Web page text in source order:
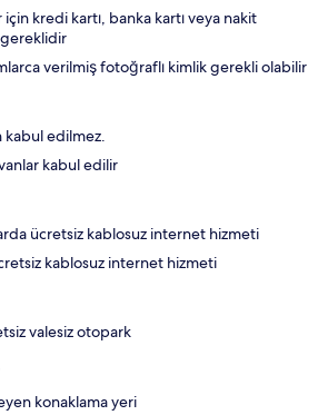
için kredi kartı, banka kartı veya nakit
verilmiş fotoğraflı kimlik gerekli olabilir
kabul edilmez.
kabul edilir
ücretsiz kablosuz internet hizmeti
kablosuz internet hizmeti
valesiz otopark
konaklama yeri